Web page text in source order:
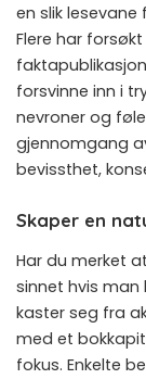
en slik
Flere har
forsvinne inn i
nevroner og
gjennomgang
bevissthet,
Skaper en
Har du merket
sinnet hvis man
kaster seg fra
med et
fokus. Enkelte